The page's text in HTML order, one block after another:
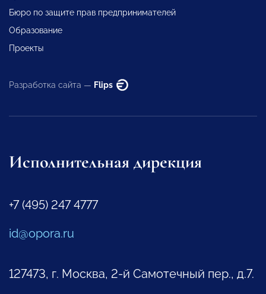
Бюро по защите прав предпринимателей
Образование
Проекты
Разработка сайта — Flips
Исполнительная дирекция
+7 (495) 247 4777
id@opora.ru
127473, г. Москва, 2-й Самотечный пер., д.7.